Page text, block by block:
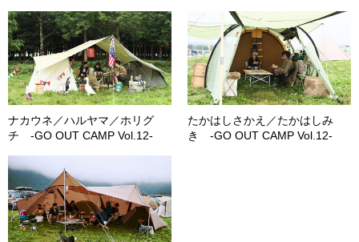
ナカウネ／ハルヤマ／ホリグ
チ -GO OUT CAMP Vol.12-
たかはしさかえ／たかはしみ
き -GO OUT CAMP Vol.12-